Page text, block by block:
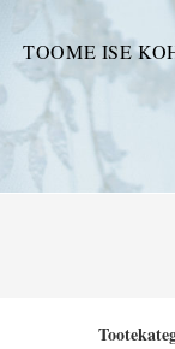
TOOME ISE